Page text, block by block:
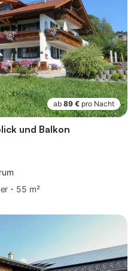
ab 89 € pro Nacht
und Balkon
55 m²